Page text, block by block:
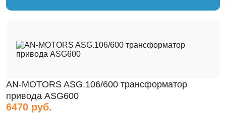
AN-MOTORS ASG.106/600 трансформатор
привода ASG600
6470 руб.